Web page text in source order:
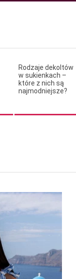
Rodzaje dekoltów
w sukienkach –
które z nich są
najmodniejsze?